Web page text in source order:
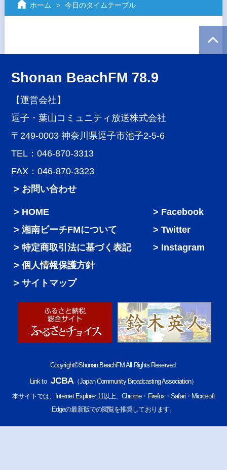
ホーム 今日のタイムテーブル
Shonan BeachFM 78.9
【運営会社】
逗子・葉山コミュニティ放送株式会社
〒249-0003 神奈川県逗子市池子2-5-6
TEL：046-870-3313
FAX：046-870-3323
> お問い合わせ
HOME
湘南ビーチFMについて
特定商取引法に基づく表記
個人情報保護方針
サイトマップ
Facebook
Twitter
Instagram
Copyright©Shonan BeachFM All Rights Reserved.
Link to JCBA（Japan Community Broadcasting Association）
本サイトでは、Internet Explorer 11以上、Chrome・Firefox・Safari・Microsoft
Edgeの最新版での閲覧を推奨しております。